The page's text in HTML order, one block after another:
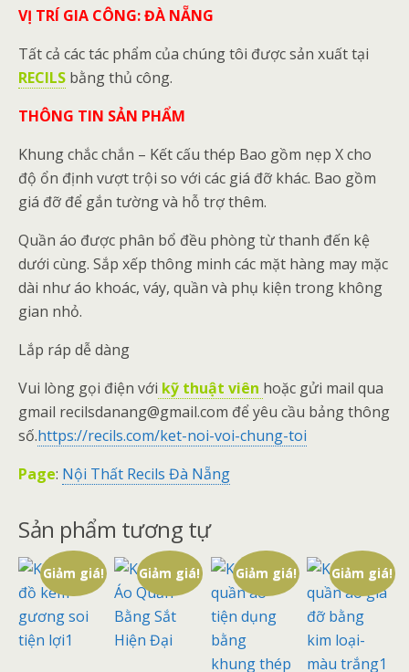
VỊ TRÍ GIA CÔNG: ĐÀ NẴNG
Tất cả các tác phẩm của chúng tôi được sản xuất tại
RECILS bằng thủ công.
THÔNG TIN SẢN PHẨM
Khung chắc chắn – Kết cấu thép Bao gồm nẹp X cho
độ ổn định vượt trội so với các giá đỡ khác. Bao gồm
giá đỡ để gắn tường và hỗ trợ thêm.
Quần áo được phân bổ đều phòng từ thanh đến kệ
dưới cùng. Sắp xếp thông minh các mặt hàng may mặc
dài như áo khoác, váy, quần và phụ kiện trong không
gian nhỏ.
Lắp ráp dễ dàng
Vui lòng gọi điện với kỹ thuật viên hoặc gửi mail qua
gmail recilsdanang@gmail.com để yêu cầu bảng thông
số.https://recils.com/ket-noi-voi-chung-toi
Page: Nội Thất Recils Đà Nẵng
Sản phẩm tương tự
Giảm giá! Giảm giá! Giảm giá! Giảm giá!